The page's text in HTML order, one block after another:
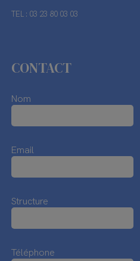
TEL : 03 23 80 03 03
CONTACT
Nom
Email
Structure
Téléphone